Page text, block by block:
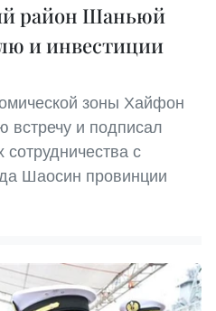
район Шаньюй
и инвестиции
зоны Хайфон
встречу и подписал
с
Шаосин провинции